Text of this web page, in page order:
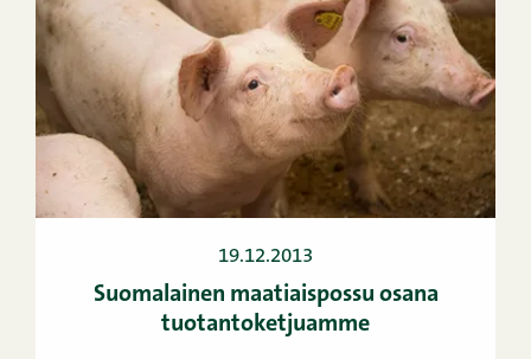
19.12.2013
Suomalainen maatiaispossu osana
tuotantoketjuamme